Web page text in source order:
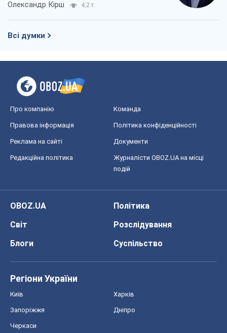
Олександр Кірш 4,2 т.
Всі думки
Про компанію Команда
Правова інформація Політика конфіденційності
Реклама на сайті Документи
Редакційна політика
Журналісти OBOZ.UA на місці
подій
OBOZ.UA
Політика
Світ
Розслідування
Блоги
Суспільство
Регіони України
Київ Харків
Запоріжжя Дніпро
Черкаси